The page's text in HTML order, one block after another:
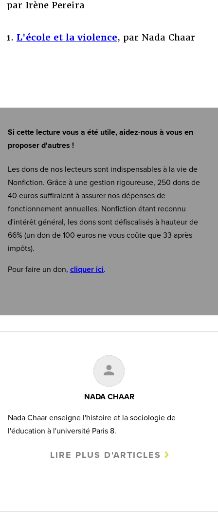
par Irène Pereira
1. L'école et la violence, par Nada Chaar
Si cette lecture vous a été utile, aidez-nous à vous en
proposer d'autres !
Les dons de nos lecteurs sont indispensables à la vie de
Nonfiction. Grâce à une gestion rigoureuse, 250 dons de
40 euros suffiraient à assurer nos dépenses de
fonctionnement annuelles. Nonfiction étant reconnu
d'intérêt général, les dons sont défiscalisés à hauteur de
66% (un don de 100 euros ne vous coûte que 33 après
impôts).
Pour faire un don, cliquer ici.
NADA CHAAR
Nada Chaar enseigne l'histoire et la sociologie de
l'éducation à l'université Paris 8.
LIRE PLUS D'ARTICLES